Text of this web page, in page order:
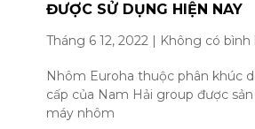
ĐƯỢC SỬ DỤNG HIỆN NAY
Tháng 6 12, 2022 Không có bình
Nhôm Euroha thuộc phân khúc
cấp của Nam Hải group được
máy nhôm